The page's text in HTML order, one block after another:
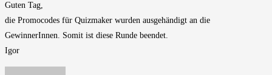
Guten Tag,
die Promocodes für Quizmaker wurden ausgehändigt an die
GewinnerInnen. Somit ist diese Runde beendet.
Igor